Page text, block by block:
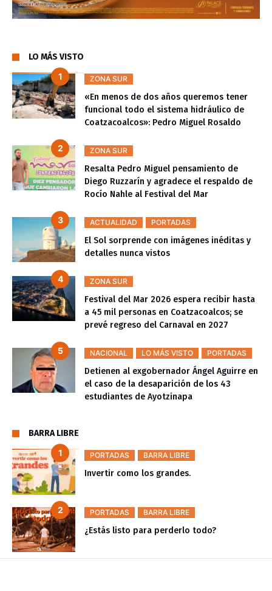
LO MÁS VISTO
ZONA SUR
«En menos de dos años queremos tener
funcional todo el sistema hidráulico de
Coatzacoalcos»: Pedro Miguel Rosaldo
ZONA SUR
Resalta Pedro Miguel pensamiento de
Diego Ruzzarín y agradece el respaldo de
Rocío Nahle al Festival del Mar
ACTUALIDAD PORTADAS
El Sol sorprende con imágenes inéditas y
detalles nunca vistos
ZONA SUR
Festival del Mar 2026 espera recibir hasta
a 45 mil personas en Coatzacoalcos; se
prevé regreso del Carnaval en 2027
NACIONAL LO MÁS VISTO PORTADAS
Detienen al exgobernador Ángel Aguirre en
el caso de la desaparición de los 43
estudiantes de Ayotzinapa
BARRA LIBRE
PORTADAS BARRA LIBRE
Invertir como los grandes.
PORTADAS BARRA LIBRE
¿Estás listo para perderlo todo?